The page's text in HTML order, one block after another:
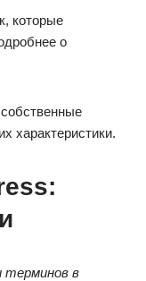
которые
о
характеристики.
терминов в